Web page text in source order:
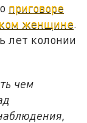
приговоре
женщине.
лет колонии
чем